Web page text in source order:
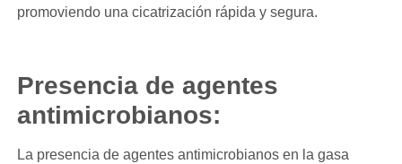
promoviendo una cicatrización rápida y segura.
Presencia de agentes
antimicrobianos:
La presencia de agentes antimicrobianos en la gasa